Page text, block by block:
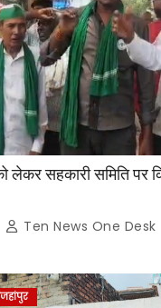
लेकर सहकारी समिति पर
Ten News One Desk